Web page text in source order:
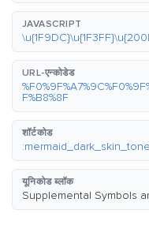
JAVASCRIPT
URL-एन्कोडेड
F%B8%8F
शॉर्टकोड
यूनिकोड ब्लॉक
Supplemental Symbols